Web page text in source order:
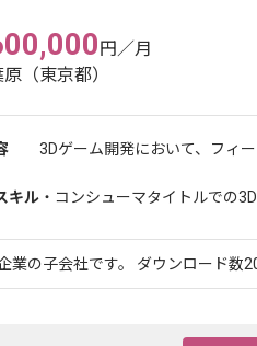
円／月
（東京都）
3Dゲーム開発において、フィ
キル ・コンシューマタイトルでの
業の子会社です。 ダウンロード数